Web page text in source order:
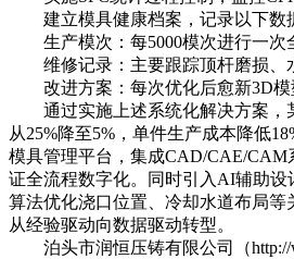
建立模具健康档案，记录以下数
生产模次：每5000模次进行一次
维修记录：主要跟踪顶杆磨损、
改进方案：每次优化后愈新3D模
通过实施上述系统化解决方案，
从25%降至5%，单件生产成本降低
模具管理平台，集成CAD/CAE/CAM
证全流程数字化。同时引入AI辅助设
算法优化浇口位置、冷却水道布局等
从经验驱动向数据驱动转型。
泊头市润恒压铸有限公司
（